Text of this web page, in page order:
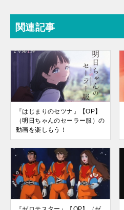
関連記事
『はじまりのセツナ』【OP】
（明日ちゃんのセーラー服）の
動画を楽しもう！